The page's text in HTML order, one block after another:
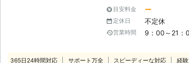
こともあるため、雪かき
でしょうか。 また、骨折
のぼることもむずかしいですよね。 エコライフ秋田では
業を受け付けております
目安料金 ー
定休日 不定休
営業時間 9：00～21：
365日24時間対応 サポート万全 スピーディーな対応 経